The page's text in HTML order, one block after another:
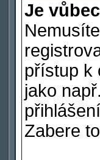
Je
přístup k
jako
Zabere